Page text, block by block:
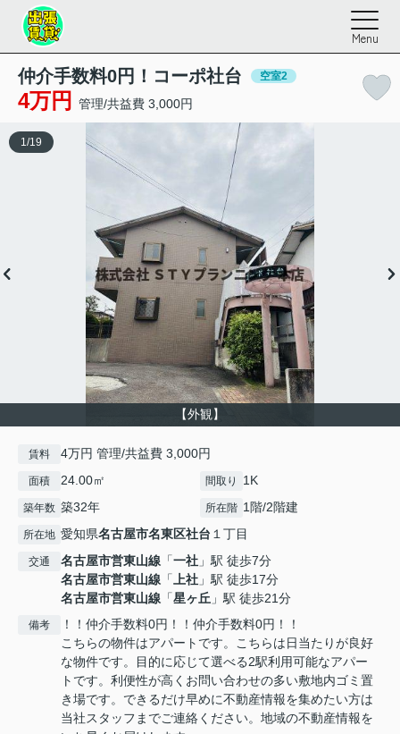
Menu
仲介手数料0円！コーポ社台 空室2
4万円 管理/共益費 3,000円
【外観】
1 /19
賃料 4万円 管理/共益費 3,000円
面積 24.00㎡ 間取り 1K
築年数 築32年 所在階 1階/2階建
所在地 愛知県名古屋市名東区社台 １丁目
交通 名古屋市営東山線 「一社 」駅 徒歩7分
名古屋市営東山線 「 上社 」駅 徒歩17分
名古屋市営東山線 「星ヶ丘 」駅 徒歩21分
備考
！！仲介手数料0円！！仲介手数料0円！！
こちらの物件はアパートです。こちらは日当たりが良好
な物件です。目的に応じて選べる2駅利用可能なアパー
トです。利便性が高くお問い合わせの多い敷地内ゴミ置
き場です。できるだけ早めに不動産情報を集めたい方は
当社スタッフまでご連絡ください。地域の不動産情報を